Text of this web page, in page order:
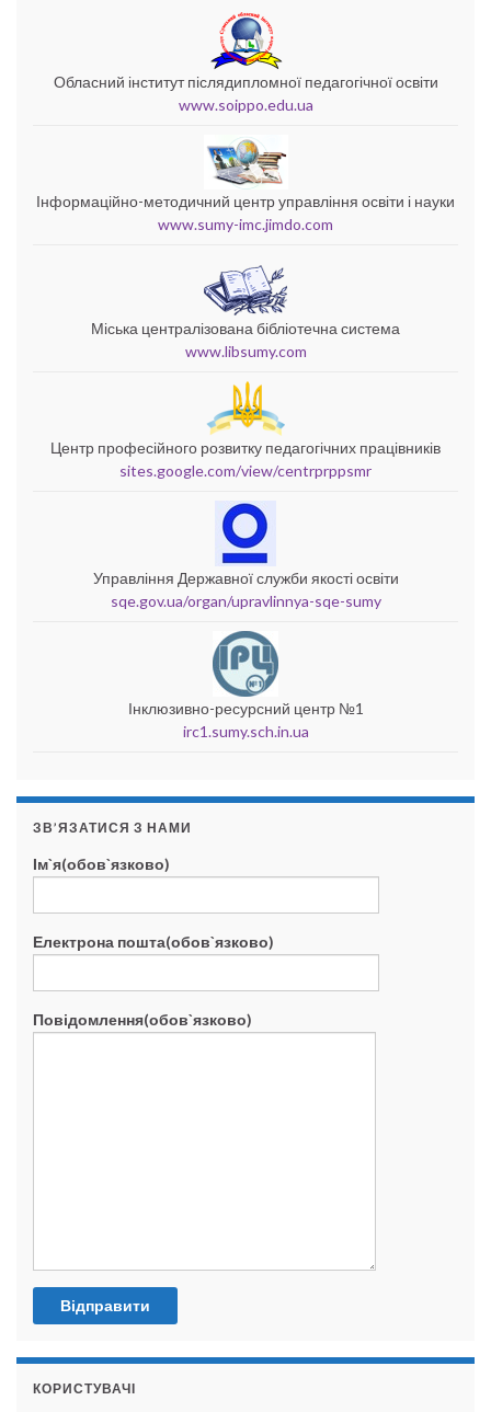
Обласний інститут післядипломної педагогічної освіти
www.soippo.edu.ua
Інформаційно-методичний центр управління освіти і науки
www.sumy-imc.jimdo.com
Міська централізована бібліотечна система
www.libsumy.com
Центр професійного розвитку педагогічних працівників
sites.google.com/view/centrprppsmr
Управління Державної служби якості освіти
sqe.gov.ua/organ/upravlinnya-sqe-sumy
Інклюзивно-ресурсний центр №1
irc1.sumy.sch.in.ua
ЗВ’ЯЗАТИСЯ З НАМИ
Ім`я(обов`язково)
Електрона пошта(обов`язково)
Повідомлення(обов`язково)
КОРИСТУВАЧІ